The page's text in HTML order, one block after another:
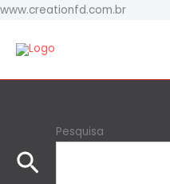
www.creationfd.com.brIr
Pesquisar
Pesquisa